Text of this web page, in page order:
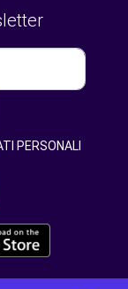
PERSONALI